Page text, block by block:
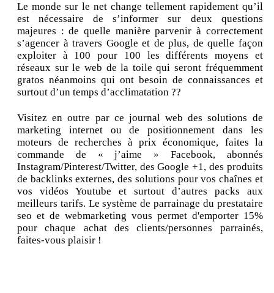
Le monde sur le net change tellement rapidement qu’il
est nécessaire de s’informer sur deux questions
majeures : de quelle manière parvenir à correctement
s’agencer à travers Google et de plus, de quelle façon
exploiter à 100 pour 100 les différents moyens et
réseaux sur le web de la toile qui seront fréquemment
gratos néanmoins qui ont besoin de connaissances et
surtout d’un temps d’acclimatation ??
Visitez en outre par ce journal web des solutions de
marketing internet ou de positionnement dans les
moteurs de recherches à prix économique, faites la
commande de « j’aime » Facebook, abonnés
Instagram/Pinterest/Twitter, des Google +1, des produits
de backlinks externes, des solutions pour vos chaînes et
vos vidéos Youtube et surtout d’autres packs aux
meilleurs tarifs. Le système de parrainage du prestataire
seo et de webmarketing vous permet d'emporter 15%
pour chaque achat des clients/personnes parrainés,
faites-vous plaisir !